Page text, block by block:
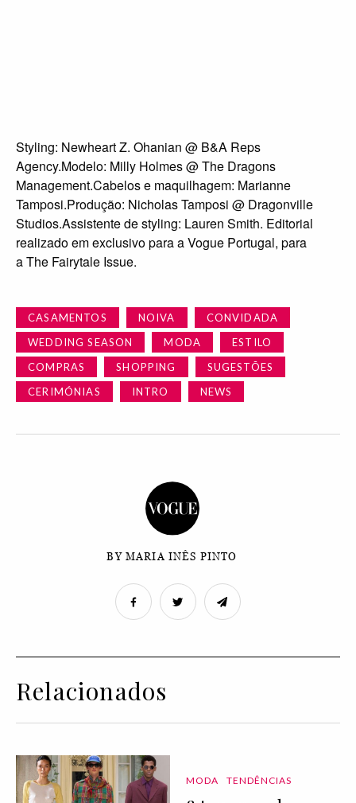
Styling: Newheart Z. Ohanian @ B&A Reps
Agency.Modelo: Milly Holmes @ The Dragons
Management.Cabelos e maquilhagem: Marianne
Tamposi.Produção: Nicholas Tamposi @ Dragonville
Studios.Assistente de styling: Lauren Smith. Editorial
realizado em exclusivo para a Vogue Portugal, para
a The Fairytale Issue.
CASAMENTOS NOIVA
CONVIDADA
WEDDING SEASON
MODA
ESTILO
COMPRAS
SHOPPING
SUGESTÕES
CERIMÓNIAS
INTRO NEWS
BY MARIA INÊS PINTO
Relacionados
MODA TENDÊNCIAS